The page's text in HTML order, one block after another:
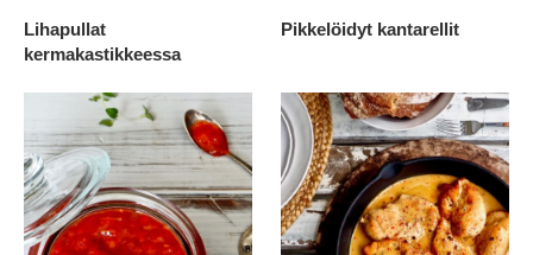
Lihapullat
kermakastikkeessa
Pikkelöidyt kantarellit